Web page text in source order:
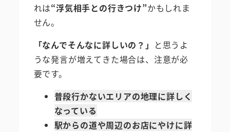
れは“浮気相手との行きつけ”かもしれま
せん。
「なんでそんなに詳しいの？」 と思うよ
うな発言が増えてきた場合は、注意が必
要です。
普段行かないエリアの地理に詳しく
なっている
駅からの道や周辺のお店にやけに詳